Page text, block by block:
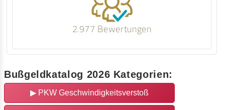
2.977 Bewertungen
Bußgeldkatalog 2026 Kategorien:
▶ PKW Geschwindigkeitsverstoß